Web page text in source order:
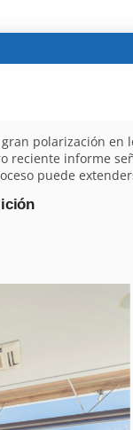
polarización
reciente informe
puede